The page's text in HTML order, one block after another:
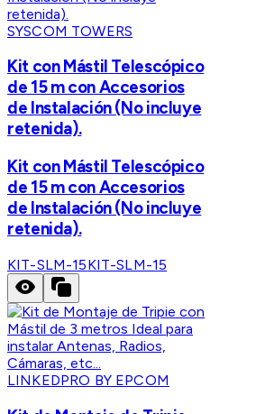
SYSCOM TOWERS
Kit con Mástil Telescópico
de 15 m con Accesorios
de Instalación (No incluye
retenida).
Kit con Mástil Telescópico
de 15 m con Accesorios
de Instalación (No incluye
retenida).
KIT-SLM-15KIT-SLM-15
LINKEDPRO BY EPCOM